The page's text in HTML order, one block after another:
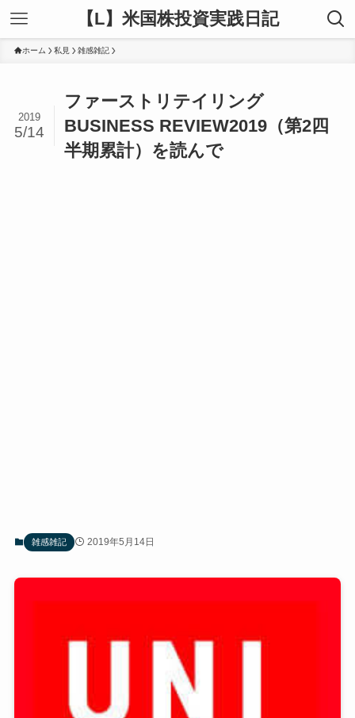
【L】米国株投資実践日記
ホーム 私見 雑感雑記
ファーストリテイリング
BUSINESS REVIEW2019（第2四
半期累計）を読んで
2019
5/14
雑感雑記 2019年5月14日